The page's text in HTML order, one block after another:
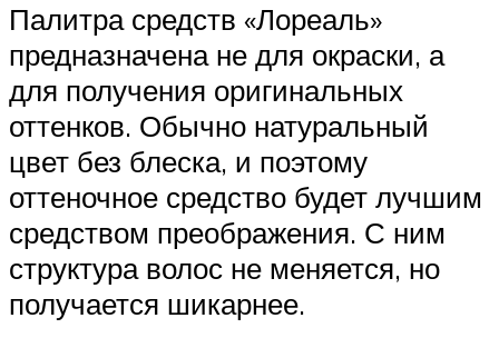
Палитра средств «Лореаль»
предназначена не для окраски, а
для получения оригинальных
оттенков. Обычно натуральный
цвет без блеска, и поэтому
оттеночное средство будет лучшим
средством преображения. С ним
структура волос не меняется, но
получается шикарнее.